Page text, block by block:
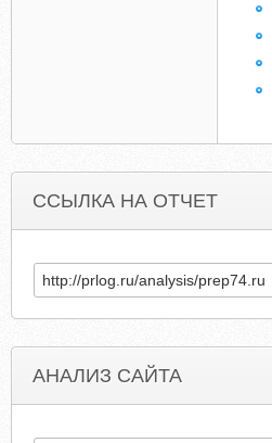
ССЫЛКА НА ОТЧЕТ
АНАЛИЗ САЙТА